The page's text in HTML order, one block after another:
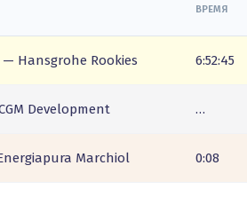
ВРЕМЯ
Hansgrohe Rookies 6:52:45
Development …
Marchiol 0:08